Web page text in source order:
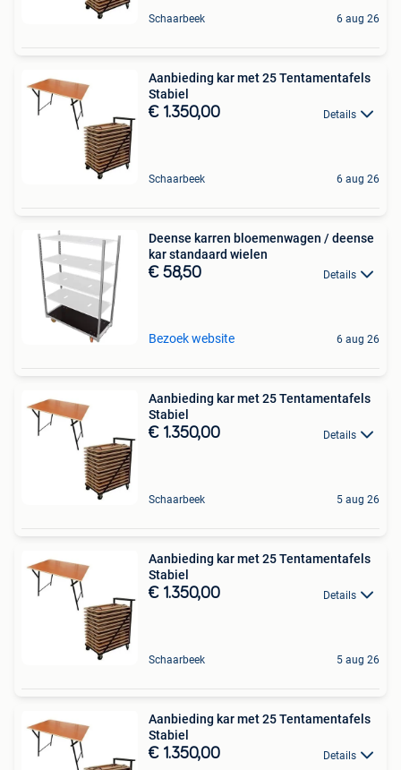
Schaarbeek 6 aug 26
Aanbieding kar met 25 Tentamentafels
Stabiel
€ 1.350,00 Details
Schaarbeek 6 aug 26
Deense karren bloemenwagen / deense
kar standaard wielen
€ 58,50 Details
Bezoek website 6 aug 26
Aanbieding kar met 25 Tentamentafels
Stabiel
€ 1.350,00 Details
Schaarbeek 5 aug 26
Aanbieding kar met 25 Tentamentafels
Stabiel
€ 1.350,00 Details
Schaarbeek 5 aug 26
Aanbieding kar met 25 Tentamentafels
Stabiel
€ 1.350,00 Details